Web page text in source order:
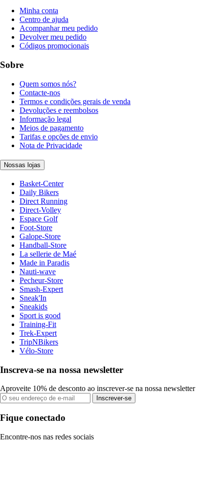
Minha conta
Centro de ajuda
Acompanhar meu pedido
Devolver meu pedido
Códigos promocionais
Sobre
Quem somos nós?
Contacte-nos
Termos e condições gerais de venda
Devoluções e reembolsos
Informação legal
Meios de pagamento
Tarifas e opções de envio
Nota de Privacidade
Nossas lojas
Basket-Center
Daily Bikers
Direct Running
Direct-Volley
Espace Golf
Foot-Store
Galope-Store
Handball-Store
La sellerie de Maé
Made in Paradis
Nauti-wave
Pecheur-Store
Smash-Expert
Sneak'In
Sneakids
Sport is good
Training-Fit
Trek-Expert
TripNBikers
Vélo-Store
Inscreva-se na nossa newsletter
Aproveite 10% de desconto ao inscrever-se na nossa newsletter
Inscrever-se
Fique conectado
Encontre-nos nas redes sociais